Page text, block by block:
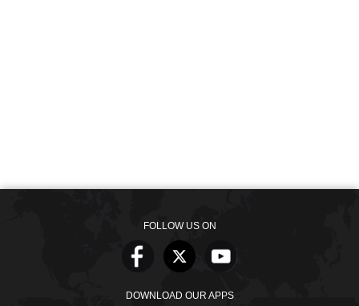
FOLLOW US ON
DOWNLOAD OUR APPS